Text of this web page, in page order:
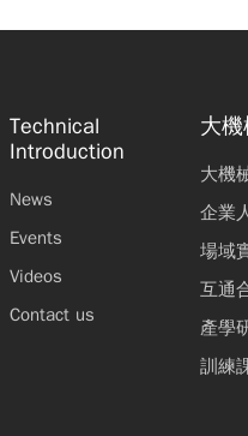
Technical
Introduction
News
Events
Videos
Contact us
大
大機
企業
場域
互通
產學
訓練